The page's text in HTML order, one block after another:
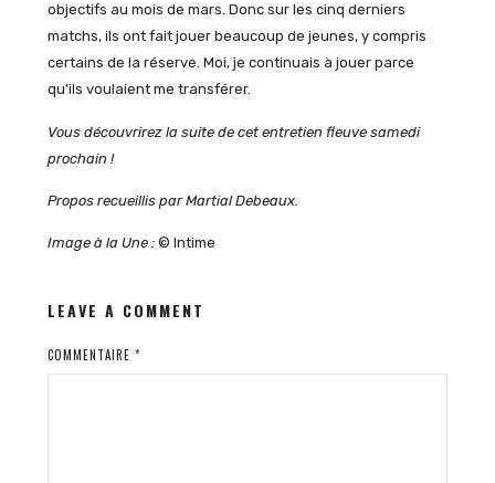
objectifs au mois de mars. Donc sur les cinq derniers
matchs, ils ont fait jouer beaucoup de jeunes, y compris
certains de la réserve. Moi, je continuais à jouer parce
qu’ils voulaient me transférer.
Vous découvrirez la suite de cet entretien fleuve samedi
prochain !
Propos recueillis par Martial Debeaux.
Image à la Une : © Intime
LEAVE A COMMENT
COMMENTAIRE *